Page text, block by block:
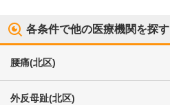
各条件で他の医療機関を探す
腰痛(北区)
外反母趾(北区)